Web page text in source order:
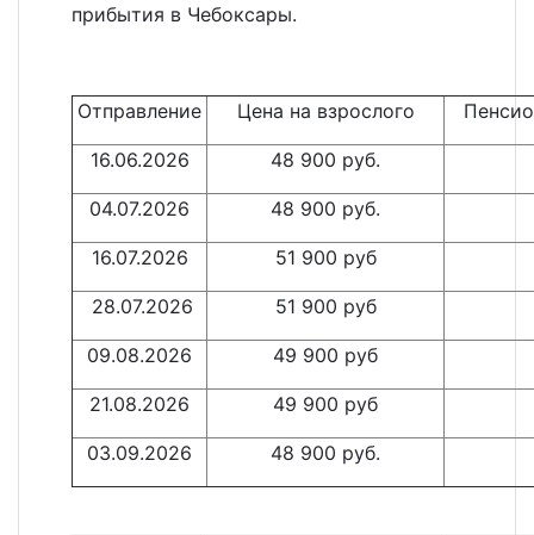
прибытия в Чебоксары.
Отправление Цена на взрослого
16.06.2026 48 900 руб.
04.07.2026 48 900 руб.
16.07.2026 51 900 руб
28.07.2026 51 900 руб
09.08.2026 49 900 руб
21.08.2026 49 900 руб
03.09.2026 48 900 руб.